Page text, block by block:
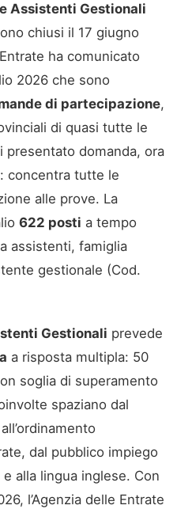
Assistenti Gestionali
chiusi il 17 giugno
ha comunicato
2026 che sono
di partecipazione,
di quasi tutte le
presentato domanda, ora
concentra tutte le
alle prove. La
622 posti a tempo
assistenti, famiglia
gestionale (Cod.
Gestionali prevede
a risposta multipla: 50
soglia di superamento
spaziano dal
dal pubblico impiego
e alla lingua inglese. Con
l’Agenzia delle Entrate